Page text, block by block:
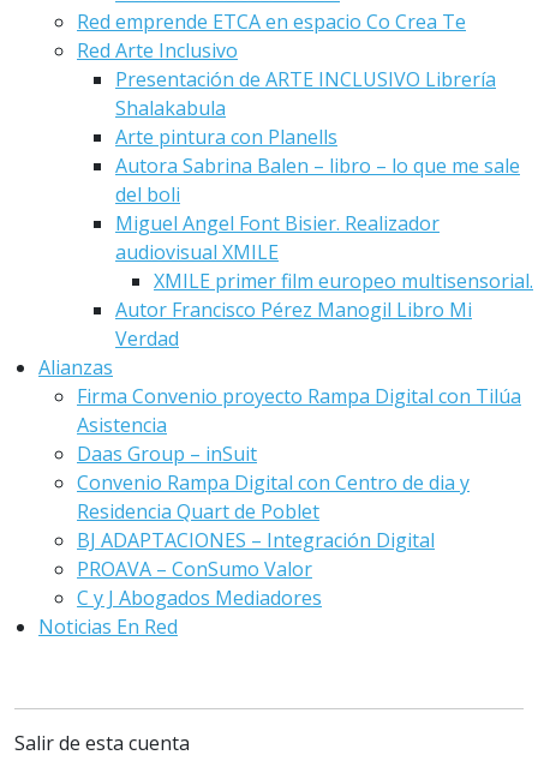
Red emprende ETCA en espacio Co Crea Te
Red Arte Inclusivo
Presentación de ARTE INCLUSIVO Librería
Shalakabula
Arte pintura con Planells
Autora Sabrina Balen – libro – lo que me sale
del boli
Miguel Angel Font Bisier. Realizador
audiovisual XMILE
XMILE primer film europeo multisensorial.
Autor Francisco Pérez Manogil Libro Mi
Verdad
Alianzas
Firma Convenio proyecto Rampa Digital con Tilúa
Asistencia
Daas Group – inSuit
Convenio Rampa Digital con Centro de dia y
Residencia Quart de Poblet
BJ ADAPTACIONES – Integración Digital
PROAVA – ConSumo Valor
C y J Abogados Mediadores
Noticias En Red
Salir de esta cuenta